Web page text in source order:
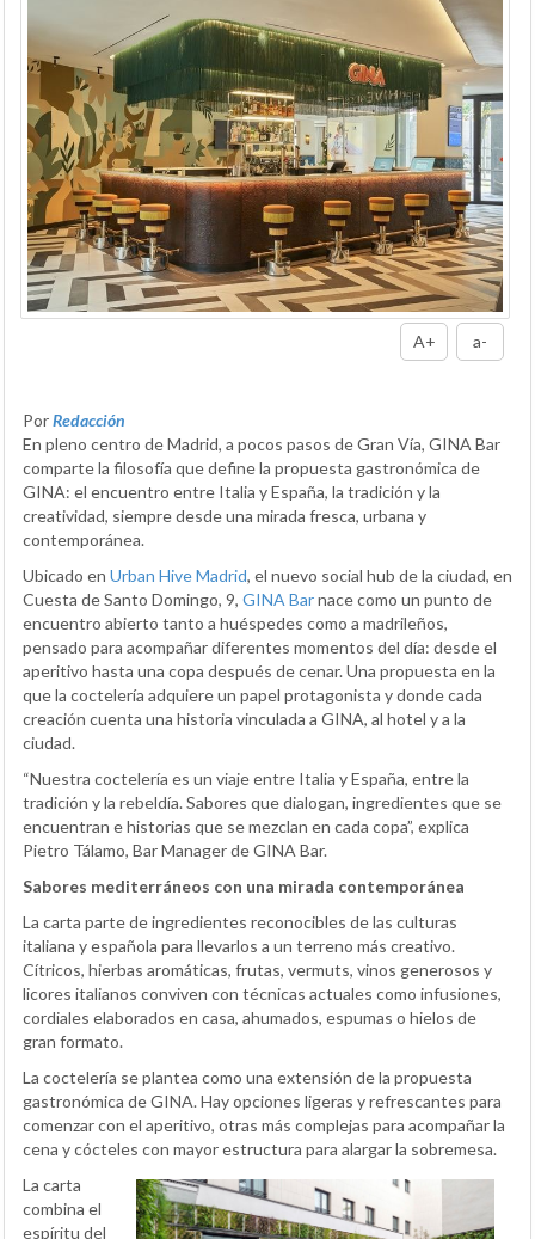
A+ a-
PorRedacción
En pleno centro de Madrid, a pocos pasos de Gran Vía, GINA Bar
comparte la filosofía que define la propuesta gastronómica de
GINA: el encuentro entre Italia y España, la tradición y la
creatividad, siempre desde una mirada fresca, urbana y
contemporánea.
Ubicado en Urban Hive Madrid, el nuevo social hub de la ciudad, en
Cuesta de Santo Domingo, 9, GINA Barnace como un punto de
encuentro abierto tanto a huéspedes como a madrileños,
pensado para acompañar diferentes momentos del día: desde el
aperitivo hasta una copa después de cenar. Una propuesta en la
que la coctelería adquiere un papel protagonista y donde cada
creación cuenta una historia vinculada a GINA, al hotel y a la
ciudad.
“Nuestra coctelería es un viaje entre Italia y España, entre la
tradición y la rebeldía. Sabores que dialogan, ingredientes que se
encuentran e historias que se mezclan en cada copa”, explica
Pietro Tálamo, Bar Manager de GINA Bar.
Sabores mediterráneos con una mirada contemporánea
La carta parte de ingredientes reconocibles de las culturas
italiana y española para llevarlos a un terreno más creativo.
Cítricos, hierbas aromáticas, frutas, vermuts, vinos generosos y
licores italianos conviven con técnicas actuales como infusiones,
cordiales elaborados en casa, ahumados, espumas o hielos de
gran formato.
La coctelería se plantea como una extensión de la propuesta
gastronómica de GINA. Hay opciones ligeras y refrescantes para
comenzar con el aperitivo, otras más complejas para acompañar la
cena y cócteles con mayor estructura para alargar la sobremesa.
La carta
combina el
espíritu del